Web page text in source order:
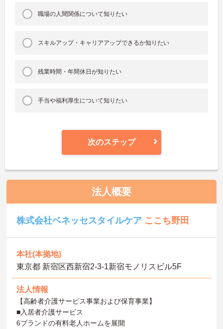
職場の人間関係について知りたい
スキルアップ・キャリアアップできるか知りたい
残業時間・年間休日が知りたい
手当や福利厚生について知りたい
次のステップ
法人概要
株式会社ベネッセスタイルケア ここち野田
本社(本拠地)
東京都 新宿区西新宿2-3-1新宿モノリスビル5F
法人情報
【高齢者介護サービス事業および保育事業】
■入居者介護サービス
6ブランドの有料老人ホームを展開